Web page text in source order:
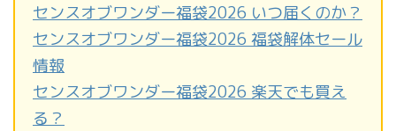
センスオブワンダー福袋2026 いつ届くのか？
センスオブワンダー福袋2026 福袋解体セール
情報
センスオブワンダー福袋2026 楽天でも買え
る？